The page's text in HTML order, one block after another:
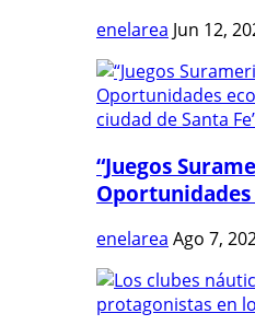
enelarea Jun 12,
“Juegos
enelarea Ago 7,